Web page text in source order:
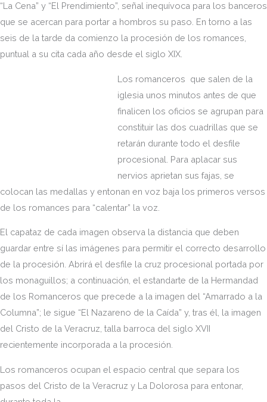
“La Cena” y “El Prendimiento”, señal inequívoca para los banceros
que se acercan para portar a hombros su paso. En torno a las
seis de la tarde da comienzo la procesión de los romances,
puntual a su cita cada año desde el siglo XIX.
Los romanceros que salen de la
iglesia unos minutos antes de que
finalicen los oficios se agrupan para
constituir las dos cuadrillas que se
retarán durante todo el desfile
procesional. Para aplacar sus
nervios aprietan sus fajas, se
colocan las medallas y entonan en voz baja los primeros versos
de los romances para “calentar” la voz.
El capataz de cada imagen observa la distancia que deben
guardar entre sí las imágenes para permitir el correcto desarrollo
de la procesión. Abrirá el desfile la cruz procesional portada por
los monaguillos; a continuación, el estandarte de la Hermandad
de los Romanceros que precede a la imagen del “Amarrado a la
Columna”; le sigue “El Nazareno de la Caída” y, tras él, la imagen
del Cristo de la Veracruz, talla barroca del siglo XVII
recientemente incorporada a la procesión.
Los romanceros ocupan el espacio central que separa los
pasos del Cristo de la Veracruz y La Dolorosa para entonar,